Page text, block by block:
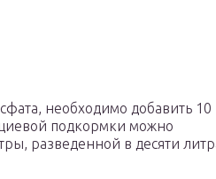
необходимо добавить 10
подкормки можно
разведенной в десяти